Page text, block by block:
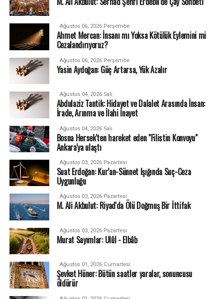
Ağustos 06, 2026 Perşembe
Ahmet Mercan: İnsanı mı Yoksa Kötülük Eylemini mi
Cezalandırıyoruz?
Ağustos 06, 2026 Perşembe
Yasin Aydoğan: Güç Artarsa, Yük Azalır
Ağustos 04, 2026 Salı
Abdulaziz Tantik: Hidayet ve Dalalet Arasında İnsan:
İrade, Arınma ve İlahi İnayet
Ağustos 04, 2026 Salı
Bosna Hersek'ten hareket eden "Filistin Konvoyu"
Ankara'ya ulaştı
Ağustos 03, 2026 Pazartesi
Suat Erdoğan: Kur’an-Sünnet Işığında Suç-Ceza
Uygunluğu
Ağustos 03, 2026 Pazartesi
M. Ali Akbulut: Riyad'da Ölü Doğmuş Bir İttifak
Ağustos 03, 2026 Pazartesi
Murat Sayımlar: Ulûl - Elbâb
Ağustos 01, 2026 Cumartesi
Şevket Hüner: Bütün saatler yaralar, sonuncusu
öldürür